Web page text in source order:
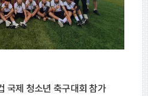
국제 청소년 축구대회 참가